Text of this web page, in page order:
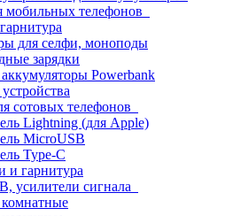
мобильных телефонов
для селфи, моноподы
зарядки
Powerbank
сотовых телефонов
Lightning (для Apple)
MicroUSB
Type-C
и гарнитура
усилители сигнала